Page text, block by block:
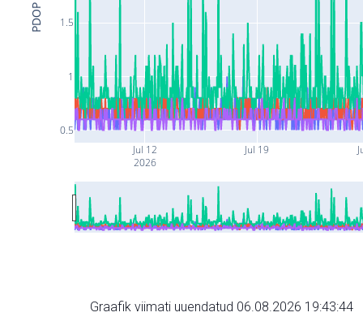
Jul 12
2026
Jul 19
0.5
1
1.5
PDOP
Graafik viimati uuendatud 06.08.2026 19:43:44